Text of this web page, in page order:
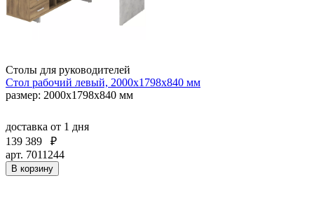
Столы для руководителей
Стол рабочий левый, 2000х1798х840 мм
размер: 2000х1798х840 мм
доставка от 1 дня
139 389
₽
арт. 7011244
В корзину